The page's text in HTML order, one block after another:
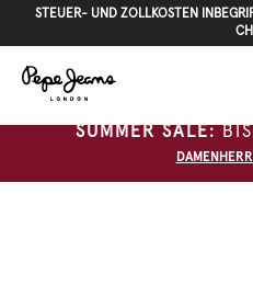
STEUER- UND ZOLLKOSTEN
SUMMER SALE:BIS
DAMEN